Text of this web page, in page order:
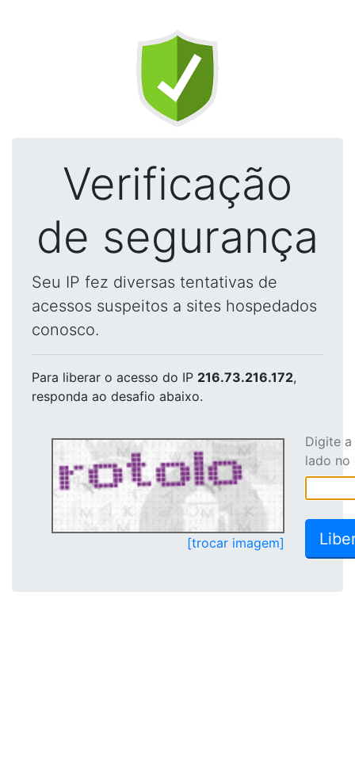
Verificação
de segurança
Seu IP fez diversas tentativas de
acessos suspeitos a sites hospedados
conosco.
Para liberar o acesso do IP 216.73.216.172,
responda ao desafio abaixo.
[trocar imagem]
Digite
lado no